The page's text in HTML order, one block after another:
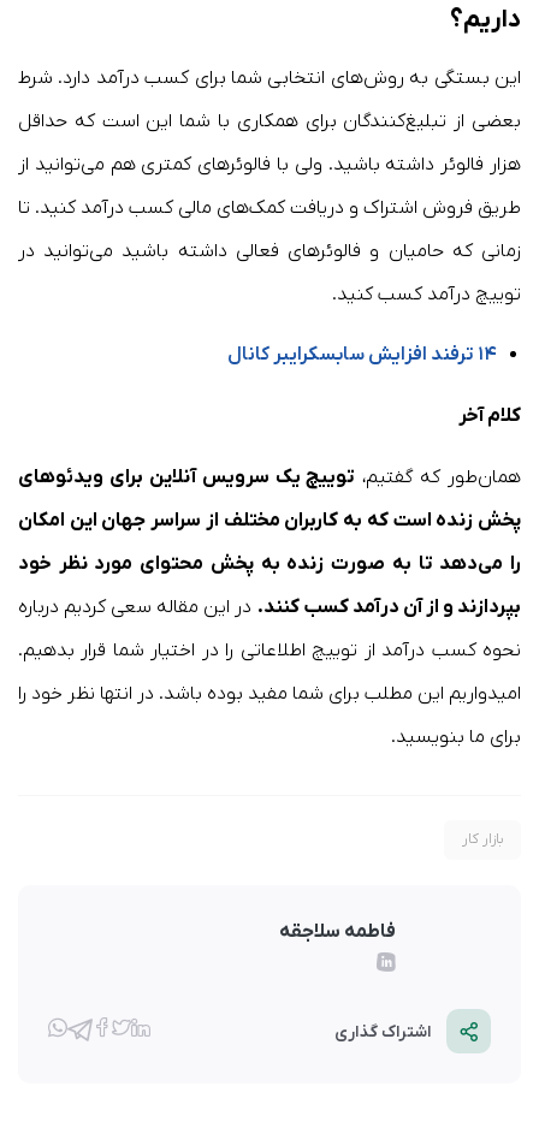
داریم؟
این بستگی به روش‌های انتخابی شما برای کسب درآمد دارد. شرط
بعضی از تبلیغ‌کنندگان برای همکاری با شما این است که حداقل
هزار فالوئر داشته باشید. ولی با فالوئر‌های کمتری هم می‌توانید از
طریق فروش اشتراک و دریافت کمک‌های مالی کسب درآمد کنید. تا
زمانی که حامیان و فالوئر‌های فعالی داشته باشید می‌توانید در
توییچ درآمد کسب کنید.
۱۴ ترفند افزایش سابسکرایبر کانال
کلام آخر
همان‌طور که گفتیم، توییچ یک سرویس آنلاین برای ویدئوهای
پخش زنده است که به کاربران مختلف از سراسر جهان این امکان
را می‌دهد تا به صورت زنده به پخش محتوای مورد نظر خود
بپردازند و از آن درآمد کسب کنند. در این مقاله سعی کردیم درباره
نحوه کسب درآمد از توییچ اطلاعاتی را در اختیار شما قرار بدهیم.
امیدواریم این مطلب برای شما مفید بوده باشد. در انتها نظر خود را
برای ما بنویسید.
بازار کار
فاطمه سلاجقه
اشتراک گذاری